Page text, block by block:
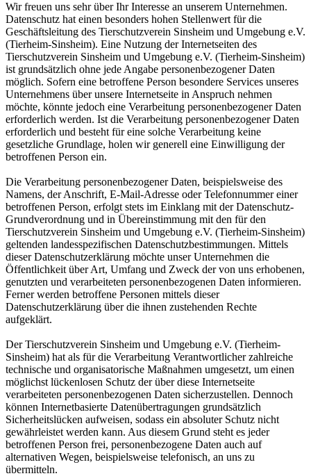
Wir freuen uns sehr über Ihr Interesse an unserem Unternehmen.
Datenschutz hat einen besonders hohen Stellenwert für die
Geschäftsleitung des Tierschutzverein Sinsheim und Umgebung e.V.
(Tierheim-Sinsheim). Eine Nutzung der Internetseiten des
Tierschutzverein Sinsheim und Umgebung e.V. (Tierheim-Sinsheim)
ist grundsätzlich ohne jede Angabe personenbezogener Daten
möglich. Sofern eine betroffene Person besondere Services unseres
Unternehmens über unsere Internetseite in Anspruch nehmen
möchte, könnte jedoch eine Verarbeitung personenbezogener Daten
erforderlich werden. Ist die Verarbeitung personenbezogener Daten
erforderlich und besteht für eine solche Verarbeitung keine
gesetzliche Grundlage, holen wir generell eine Einwilligung der
betroffenen Person ein.
Die Verarbeitung personenbezogener Daten, beispielsweise des
Namens, der Anschrift, E-Mail-Adresse oder Telefonnummer einer
betroffenen Person, erfolgt stets im Einklang mit der Datenschutz-
Grundverordnung und in Übereinstimmung mit den für den
Tierschutzverein Sinsheim und Umgebung e.V. (Tierheim-Sinsheim)
geltenden landesspezifischen Datenschutzbestimmungen. Mittels
dieser Datenschutzerklärung möchte unser Unternehmen die
Öffentlichkeit über Art, Umfang und Zweck der von uns erhobenen,
genutzten und verarbeiteten personenbezogenen Daten informieren.
Ferner werden betroffene Personen mittels dieser
Datenschutzerklärung über die ihnen zustehenden Rechte
aufgeklärt.
Der Tierschutzverein Sinsheim und Umgebung e.V. (Tierheim-
Sinsheim) hat als für die Verarbeitung Verantwortlicher zahlreiche
technische und organisatorische Maßnahmen umgesetzt, um einen
möglichst lückenlosen Schutz der über diese Internetseite
verarbeiteten personenbezogenen Daten sicherzustellen. Dennoch
können Internetbasierte Datenübertragungen grundsätzlich
Sicherheitslücken aufweisen, sodass ein absoluter Schutz nicht
gewährleistet werden kann. Aus diesem Grund steht es jeder
betroffenen Person frei, personenbezogene Daten auch auf
alternativen Wegen, beispielsweise telefonisch, an uns zu
übermitteln.